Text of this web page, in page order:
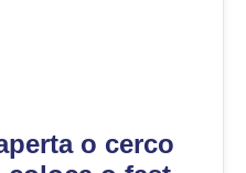
o cerco